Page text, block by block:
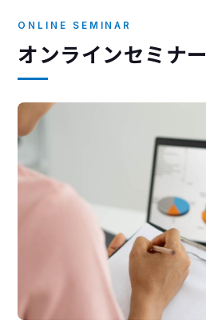
ONLINE SEMINAR
オンラインセミナー